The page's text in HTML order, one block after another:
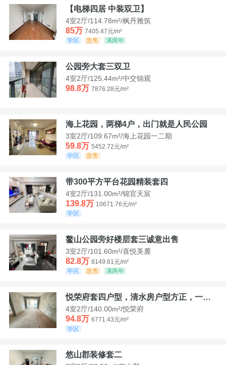
【电梯四居 中装双卫】
4室2厅/114.78m²/枫丹雅筑
85万 7405.47元/m²
学区
急售 满两年
公园旁大套三双卫
4室2厅/125.44m²/中交锦观
98.8万 7876.28元/m²
海上花园，两梯4户，出门就是人民公园
3室2厅/109.67m²/海上花园一二期
59.8万 5452.72元/m²
学区
急售
带300平方平台花园精装套四
4室2厅/131.00m²/锦官天宸
139.8万 10671.76元/m²
学区
鳌山公园旁好楼层套三诚意出售
3室2厅/101.60m²/喜悦美麓
82.8万 8149.61元/m²
学区
急售 满两年
悦荣府套四户型，清水房户型方正，一口价94，8
4室2厅/140.00m²/悦荣府
94.8万 6771.43元/m²
学区
悠山郡装修套二